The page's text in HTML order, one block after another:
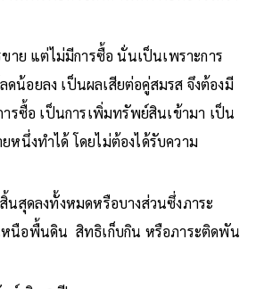
าย แต่ไม่มีการซื้อ นั่นเป็นเพราะการ
น้อยลง เป็นผลเสียต่อคู่สมรส จึงต้องมี
ารซื้อ เป็นการเพิ่มทรัพย์สินเข้ามา เป็น
หนึ่งทำได้ โดยไม่ต้องได้รับความ
นสุดลงทั้งหมดหรือบางส่วนซึ่งภาระ
หนือพื้นดิน สิทธิเก็บกิน หรือภาระติดพัน